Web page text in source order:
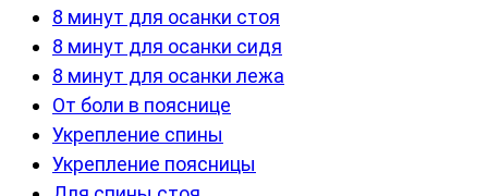
8 минут для осанки стоя
8 минут для осанки сидя
8 минут для осанки лежа
От боли в пояснице
Укрепление спины
Укрепление поясницы